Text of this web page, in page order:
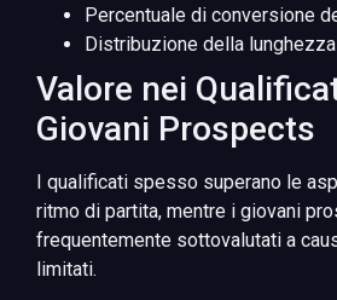
Percentuale di conversione
Distribuzione della
Valore nei
Giovani Prospects
I qualificati spesso superano le
ritmo di partita, mentre i giovani
frequentemente sottovalutati a
limitati.